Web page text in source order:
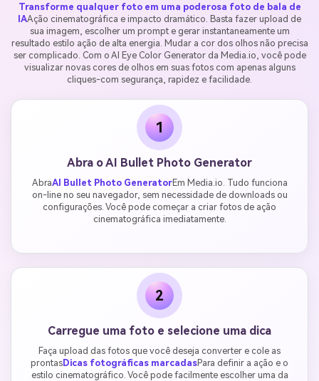
Transforme qualquer foto em uma poderosa foto de bala de
IAAção cinematográfica e impacto dramático. Basta fazer upload de
sua imagem, escolher um prompt e gerar instantaneamente um
resultado estilo ação de alta energia. Mudar a cor dos olhos não precisa
ser complicado. Com o AI Eye Color Generator da Media.io, você pode
visualizar novas cores de olhos em suas fotos com apenas alguns
cliques-com segurança, rapidez e facilidade.
1
Abra o AI Bullet Photo Generator
AbraAI Bullet Photo GeneratorEm Media.io. Tudo funciona
on-line no seu navegador, sem necessidade de downloads ou
configurações. Você pode começar a criar fotos de ação
cinematográfica imediatamente.
2
Carregue uma foto e selecione uma dica
Faça upload das fotos que você deseja converter e cole as
prontasDicas fotográficas marcadasPara definir a ação e o
estilo cinematográfico. Você pode facilmente escolher uma da